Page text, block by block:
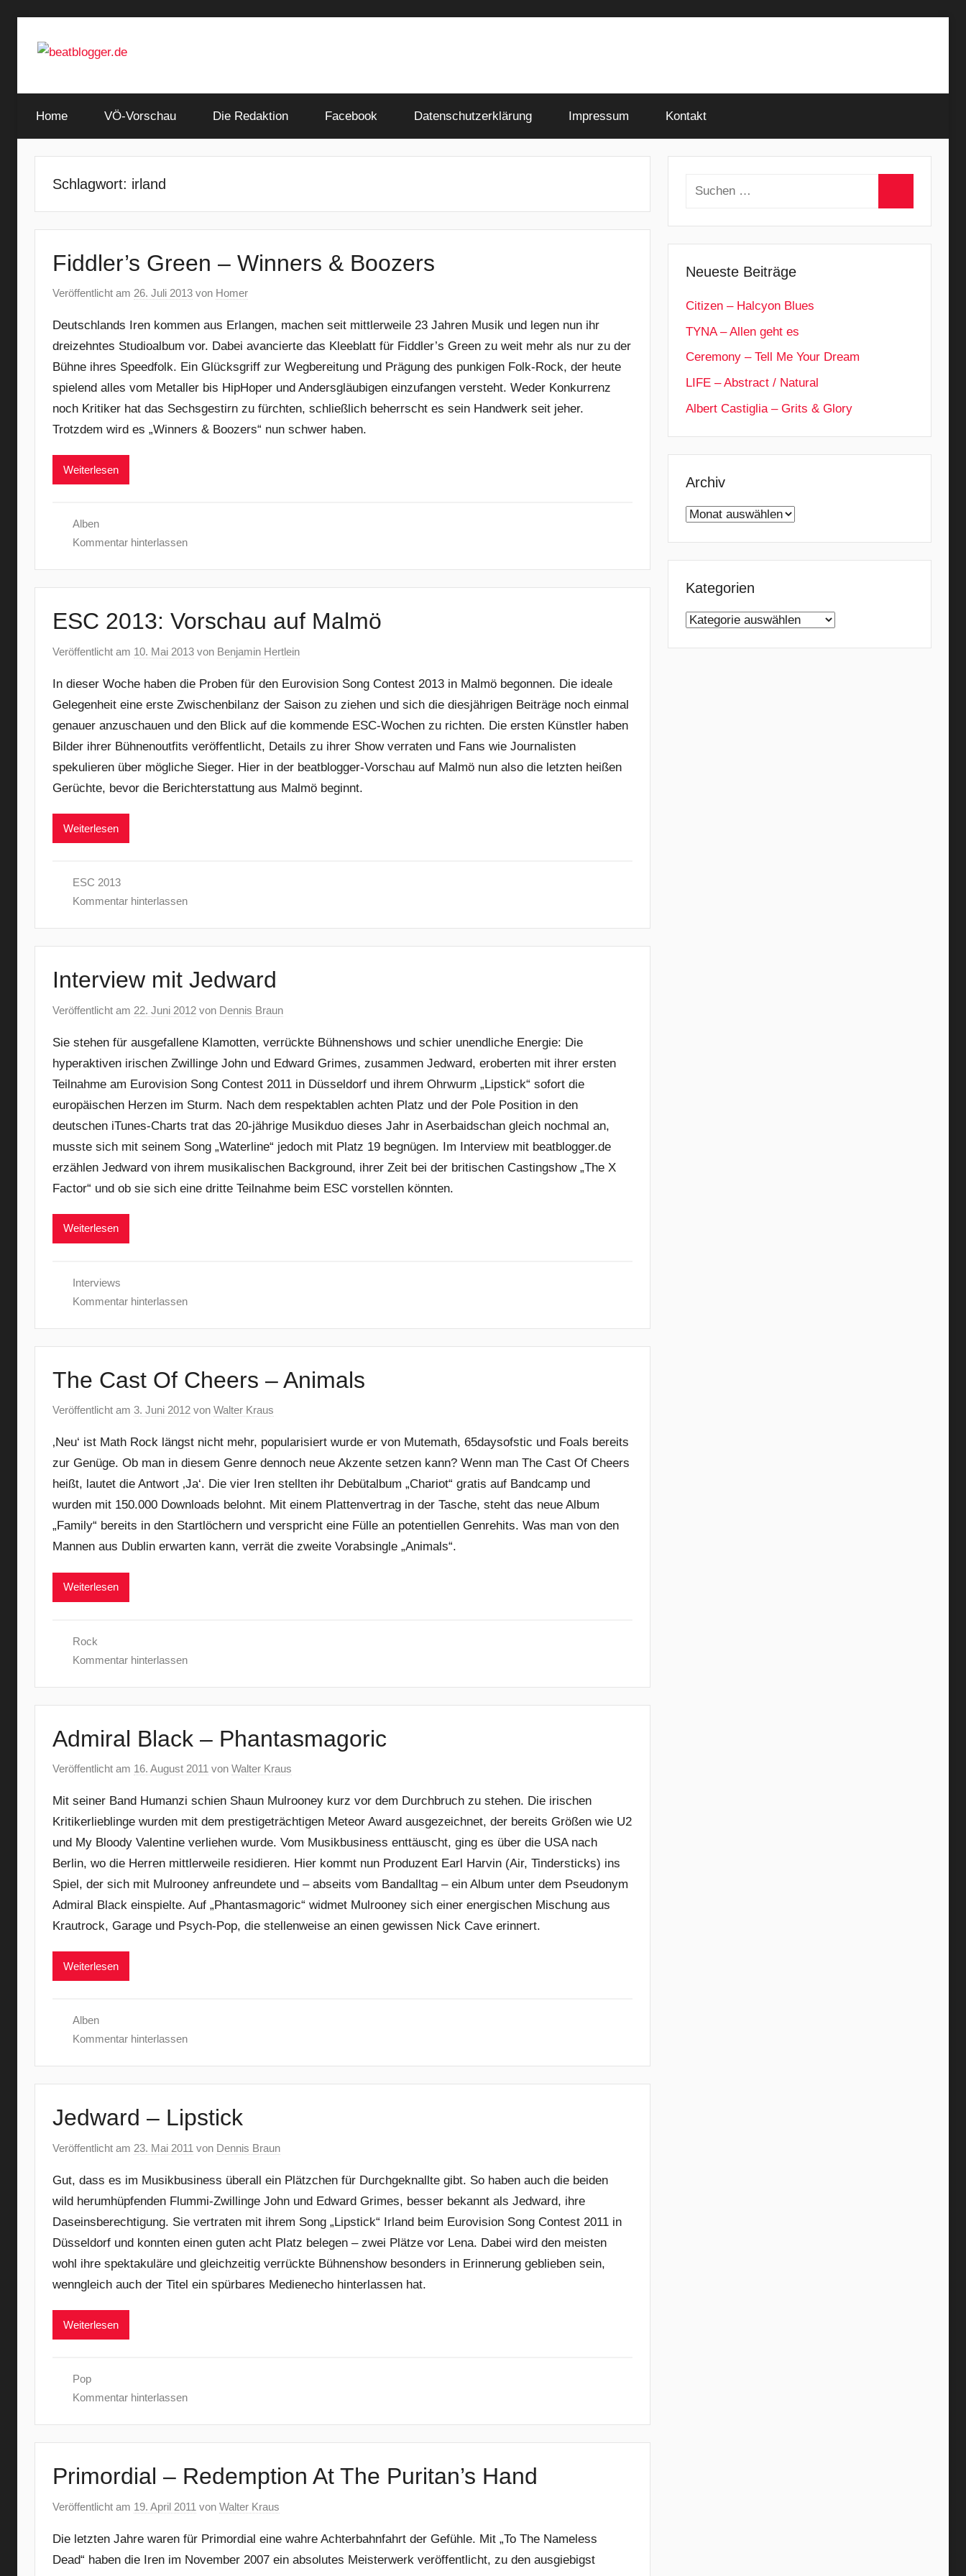
Inhalt
beatblogger.de
and
the
Home VÖ-Vorschau Die Redaktion Facebook Datenschutzerklärung Impressum Kontakt
Schlagwort: irland
Fiddler’s Green – Winners & Boozers
Veröffentlicht am 26. Juli 2013 von Homer
Deutschlands Iren kommen aus Erlangen, machen seit mittlerweile 23 Jahren Musik und legen nun ihr
dreizehntes Studioalbum vor. Dabei avancierte das Kleeblatt für Fiddler’s Green zu weit mehr als nur zu der
Bühne ihres Speedfolk. Ein Glücksgriff zur Wegbereitung und Prägung des punkigen Folk-Rock, der heute
spielend alles vom Metaller bis HipHoper und Andersgläubigen einzufangen versteht. Weder Konkurrenz
noch Kritiker hat das Sechsgestirn zu fürchten, schließlich beherrscht es sein Handwerk seit jeher.
Trotzdem wird es „Winners & Boozers“ nun schwer haben.
Weiterlesen
Alben
Kommentar hinterlassen
ESC 2013: Vorschau auf Malmö
Veröffentlicht am 10. Mai 2013 von Benjamin Hertlein
In dieser Woche haben die Proben für den Eurovision Song Contest 2013 in Malmö begonnen. Die ideale
Gelegenheit eine erste Zwischenbilanz der Saison zu ziehen und sich die diesjährigen Beiträge noch einmal
genauer anzuschauen und den Blick auf die kommende ESC-Wochen zu richten. Die ersten Künstler haben
Bilder ihrer Bühnenoutfits veröffentlicht, Details zu ihrer Show verraten und Fans wie Journalisten
spekulieren über mögliche Sieger. Hier in der beatblogger-Vorschau auf Malmö nun also die letzten heißen
Gerüchte, bevor die Berichterstattung aus Malmö beginnt.
Weiterlesen
ESC 2013
Kommentar hinterlassen
Interview mit Jedward
Veröffentlicht am 22. Juni 2012 von Dennis Braun
Sie stehen für ausgefallene Klamotten, verrückte Bühnenshows und schier unendliche Energie: Die
hyperaktiven irischen Zwillinge John und Edward Grimes, zusammen Jedward, eroberten mit ihrer ersten
Teilnahme am Eurovision Song Contest 2011 in Düsseldorf und ihrem Ohrwurm „Lipstick“ sofort die
europäischen Herzen im Sturm. Nach dem respektablen achten Platz und der Pole Position in den
deutschen iTunes-Charts trat das 20-jährige Musikduo dieses Jahr in Aserbaidschan gleich nochmal an,
musste sich mit seinem Song „Waterline“ jedoch mit Platz 19 begnügen. Im Interview mit beatblogger.de
erzählen Jedward von ihrem musikalischen Background, ihrer Zeit bei der britischen Castingshow „The X
Factor“ und ob sie sich eine dritte Teilnahme beim ESC vorstellen könnten.
Weiterlesen
Interviews
Kommentar hinterlassen
The Cast Of Cheers – Animals
Veröffentlicht am 3. Juni 2012 von Walter Kraus
‚Neu‘ ist Math Rock längst nicht mehr, popularisiert wurde er von Mutemath, 65daysofstic und Foals bereits
zur Genüge. Ob man in diesem Genre dennoch neue Akzente setzen kann? Wenn man The Cast Of Cheers
heißt, lautet die Antwort ‚Ja‘. Die vier Iren stellten ihr Debütalbum „Chariot“ gratis auf Bandcamp und
wurden mit 150.000 Downloads belohnt. Mit einem Plattenvertrag in der Tasche, steht das neue Album
„Family“ bereits in den Startlöchern und verspricht eine Fülle an potentiellen Genrehits. Was man von den
Mannen aus Dublin erwarten kann, verrät die zweite Vorabsingle „Animals“.
Weiterlesen
Rock
Kommentar hinterlassen
Admiral Black – Phantasmagoric
Veröffentlicht am 16. August 2011 von Walter Kraus
Mit seiner Band Humanzi schien Shaun Mulrooney kurz vor dem Durchbruch zu stehen. Die irischen
Kritikerlieblinge wurden mit dem prestigeträchtigen Meteor Award ausgezeichnet, der bereits Größen wie U2
und My Bloody Valentine verliehen wurde. Vom Musikbusiness enttäuscht, ging es über die USA nach
Berlin, wo die Herren mittlerweile residieren. Hier kommt nun Produzent Earl Harvin (Air, Tindersticks) ins
Spiel, der sich mit Mulrooney anfreundete und – abseits vom Bandalltag – ein Album unter dem Pseudonym
Admiral Black einspielte. Auf „Phantasmagoric“ widmet Mulrooney sich einer energischen Mischung aus
Krautrock, Garage und Psych-Pop, die stellenweise an einen gewissen Nick Cave erinnert.
Weiterlesen
Alben
Kommentar hinterlassen
Jedward – Lipstick
Veröffentlicht am 23. Mai 2011 von Dennis Braun
Gut, dass es im Musikbusiness überall ein Plätzchen für Durchgeknallte gibt. So haben auch die beiden
wild herumhüpfenden Flummi-Zwillinge John und Edward Grimes, besser bekannt als Jedward, ihre
Daseinsberechtigung. Sie vertraten mit ihrem Song „Lipstick“ Irland beim Eurovision Song Contest 2011 in
Düsseldorf und konnten einen guten acht Platz belegen – zwei Plätze vor Lena. Dabei wird den meisten
wohl ihre spektakuläre und gleichzeitig verrückte Bühnenshow besonders in Erinnerung geblieben sein,
wenngleich auch der Titel ein spürbares Medienecho hinterlassen hat.
Weiterlesen
Pop
Kommentar hinterlassen
Primordial – Redemption At The Puritan’s Hand
Veröffentlicht am 19. April 2011 von Walter Kraus
Die letzten Jahre waren für Primordial eine wahre Achterbahnfahrt der Gefühle. Mit „To The Nameless
Dead“ haben die Iren im November 2007 ein absolutes Meisterwerk veröffentlicht, zu den ausgiebigst
Suchen
Neueste Beiträge
Citizen – Halcyon Blues
TYNA – Allen geht es
Ceremony – Tell Me Your Dream
LIFE – Abstract / Natural
Albert Castiglia – Grits & Glory
Archiv
Archiv
Kategorien
Kategorien